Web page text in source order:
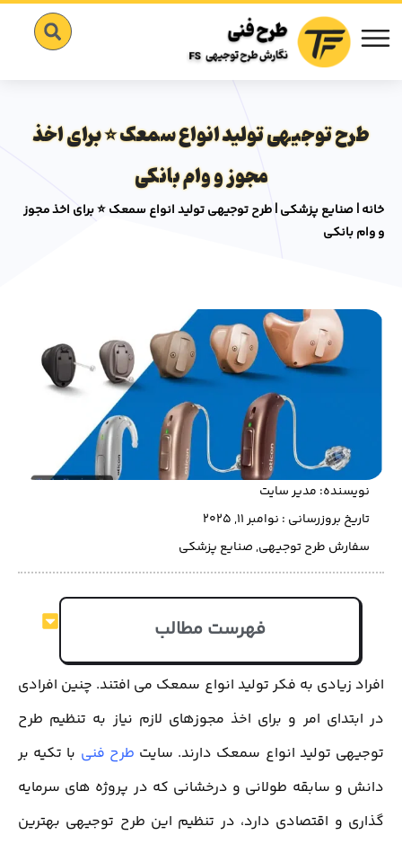
طرح توجیهی تولید انواع سمعک ⭐️ برای اخذ
مجوز و وام بانکی
خانه|صنایع پزشکی|طرح توجیهی تولید انواع سمعک ⭐️ برای اخذ مجوز
و وام بانکی
نویسنده: مدیر سایت
تاریخ بروزرسانی : نوامبر 11, 2025
سفارش طرح توجیهی,صنایع پزشکی
فهرست مطالب
افراد زیادی به فکر تولید انواع سمعک می افتند. چنین افرادی
در ابتدای امر و برای اخذ مجوزهای لازم نیاز به تنظیم طرح
توجیهی تولید انواع سمعک دارند. سایت طرح فنی با تکیه بر
دانش و سابقه طولانی و درخشانی که در پروژه های سرمایه
گذاری و اقتصادی دارد، در تنظیم این طرح توجیهی بهترین